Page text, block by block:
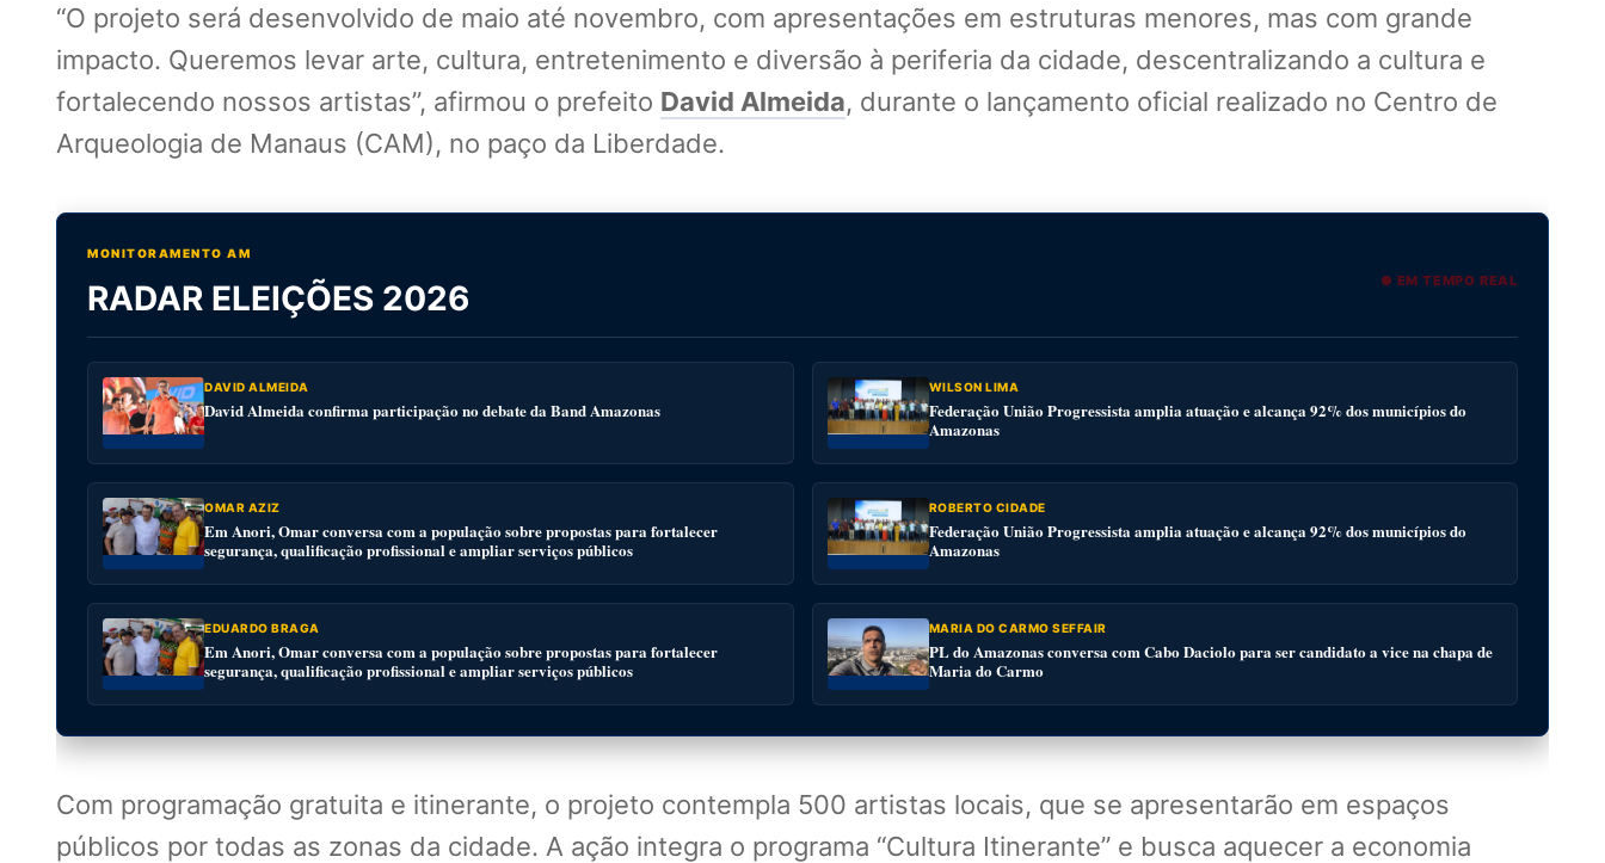
“O projeto será desenvolvido de maio até novembro, com apresentações em estruturas menores, mas com grande
impacto. Queremos levar arte, cultura, entretenimento e diversão à periferia da cidade, descentralizando a cultura e
fortalecendo nossos artistas”, afirmou o prefeito David Almeida, durante o lançamento oficial realizado no Centro de
Arqueologia de Manaus (CAM), no paço da Liberdade.
MONITORAMENTO AM
RADAR ELEIÇÕES 2026 ● EM TEMPO REAL
DAVID ALMEIDA
David Almeida confirma participação no debate da Band Amazonas
WILSON LIMA
Federação União Progressista amplia atuação e alcança 92% dos municípios do
Amazonas
OMAR AZIZ
Em Anori, Omar conversa com a população sobre propostas para fortalecer
segurança, qualificação profissional e ampliar serviços públicos
ROBERTO CIDADE
Federação União Progressista amplia atuação e alcança 92% dos municípios do
Amazonas
EDUARDO BRAGA
Em Anori, Omar conversa com a população sobre propostas para fortalecer
segurança, qualificação profissional e ampliar serviços públicos
MARIA DO CARMO SEFFAIR
PL do Amazonas conversa com Cabo Daciolo para ser candidato a vice na chapa de
Maria do Carmo
Com programação gratuita e itinerante, o projeto contempla 500 artistas locais, que se apresentarão em espaços
públicos por todas as zonas da cidade. A ação integra o programa “Cultura Itinerante” e busca aquecer a economia